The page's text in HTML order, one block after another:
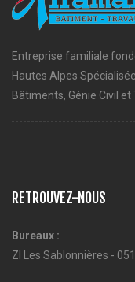
Entreprise familiale
Hautes Alpes
Bâtiments, Génie Civil
RETROUVEZ-NOUS
Bureaux :
ZI Les Sablonnières -